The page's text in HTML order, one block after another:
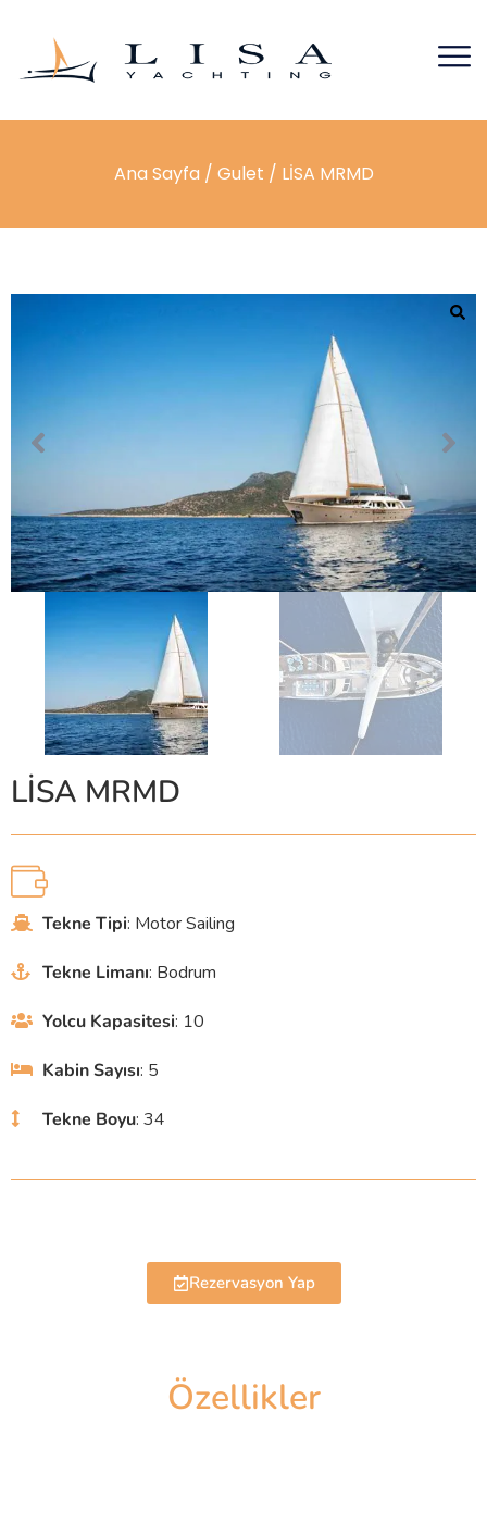
Ana Sayfa / Gulet / LİSA MRMD
LİSA MRMD
Tekne Tipi: Motor Sailing
Tekne Limanı: Bodrum
Yolcu Kapasitesi: 10
Kabin Sayısı: 5
Tekne Boyu: 34
Rezervasyon Yap
Özellikler